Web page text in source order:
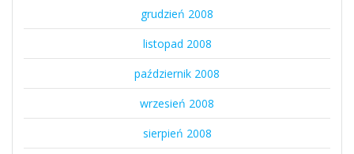
grudzień 2008
listopad 2008
październik 2008
wrzesień 2008
sierpień 2008